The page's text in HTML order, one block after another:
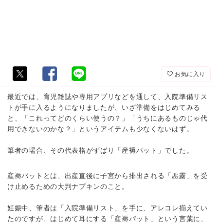
お気に入り
最近では、育児雑誌や専用アプリなどを通して、入院準備リス
トが手に入るようになりましたが、いざ準備をはじめてみる
と、「これってどのくらい使うの？」「うちにあるものじゃ代
用できないのかな？」というアイテムも少なくないはず。
筆者の場合、その代表格がずばり「産褥パット」でした。
産褥パットとは、出産直後に子宮から排出される「悪露」を受
け止めるための大判ナプキンのこと。
妊娠中、筆者は「入院準備リスト」を手に、アレコレ揃えてい
たのですが、はじめて耳にする「産褥パット」という言葉に、